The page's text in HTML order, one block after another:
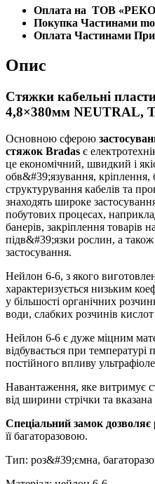
Оплата на ТОВ
Покупка Частинами
Оплата Частинами
Опис
Стяжки кабельні
4,8×380мм NEUTRAL,
Основною сферою
стяжок Bradas є
це економічний, швидкий і
обв&#39;язування, кріплення,
структурування кабелів та
знаходять широке
побутових процесах,
банерів, закріплення товарів
підв&#39;язки рослин, а також
застосування.
Нейлон 6-6, з якого
характеризується низьким
у більшості органічних
води, слабких розчинів кислот
Нейлон 6-6 є дуже міцним
відбувається при температурі
постійного впливу
Навантаження, яке витримує
від ширини стрічки та
Спеціальний замок
її багаторазовою.
Тип: роз&#39;ємна,